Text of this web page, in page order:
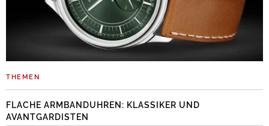
THEMEN
FLACHE ARMBANDUHREN: KLASSIKER UND
AVANTGARDISTEN